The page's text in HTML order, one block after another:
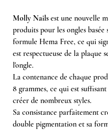
Molly Nails est une nouvelle
produits pour les ongles basée
formule Hema Free, ce qui
est respectueuse de la plaque
l'ongle.
La contenance de chaque
8 grammes, ce qui est
créer de nombreux styles.
Sa consistance parfaitement
double pigmentation et sa